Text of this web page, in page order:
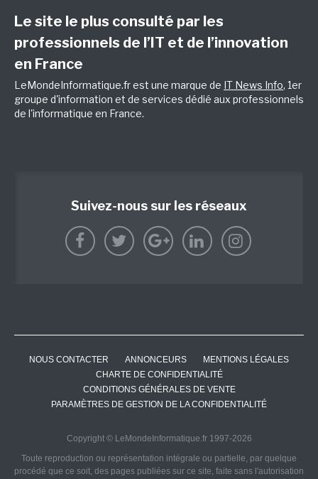
Le site le plus consulté par les
professionnels de l’IT et de l’innovation
en France
LeMondeInformatique.fr est une marque de IT News Info, 1er
groupe d'information et de services dédié aux professionnels
de l'informatique en France.
Suivez-nous sur les réseaux
NOUS CONTACTER ANNONCEURS
MENTIONS LÉGALES
CHARTE DE CONFIDENTIALITÉ
CONDITIONS GÉNÉRALES DE VENTE
PARAMÈTRES DE GESTION DE LA CONFIDENTIALITÉ
Copyright © LeMondeInformatique.fr 1997-2026
Toute reproduction ou représentation intégrale ou partielle, par quelque
procédé que ce soit, des pages publiées sur ce site, faite sans l'autorisation